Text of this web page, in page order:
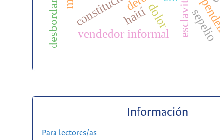
haití esclavitud
vendedor informal
dolor sepelio
Información
Para lectores/as